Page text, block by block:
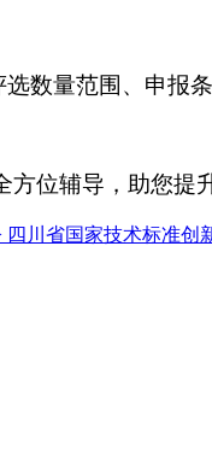
数量范围、申
位辅导，助您提
四川省国家技术标准创